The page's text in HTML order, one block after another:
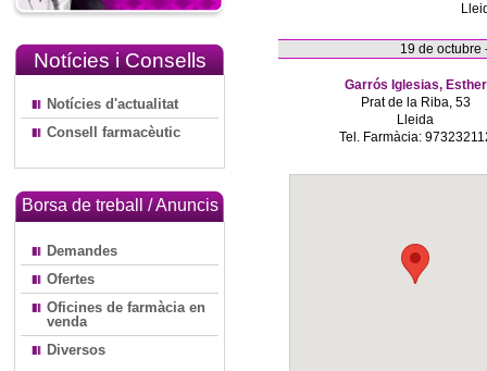
Notícies i Consells
Notícies d'actualitat
Consell farmacèutic
Borsa de treball / Anuncis
Demandes
Ofertes
Oficines de farmàcia en
venda
Diversos
19 de octubre
Garrós Iglesias, Esther
Prat de la Riba, 53
Lleida
Tel. Farmàcia: